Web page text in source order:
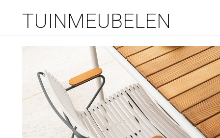
TUINMEUBELEN